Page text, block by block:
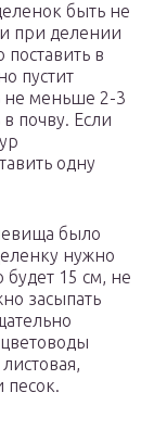
быть не
при делении
поставить в
пустит
не меньше 2-3
почву. Если
одну
было
нужно
будет 15 см, не
засыпать
песок.